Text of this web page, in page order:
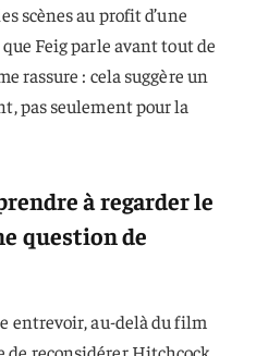
scènes au profit d’une
Feig parle avant tout de
rassure : cela suggère un
pas seulement pour la
à regarder le
question de
entrevoir, au-delà du film
de reconsidérer Hitchcock